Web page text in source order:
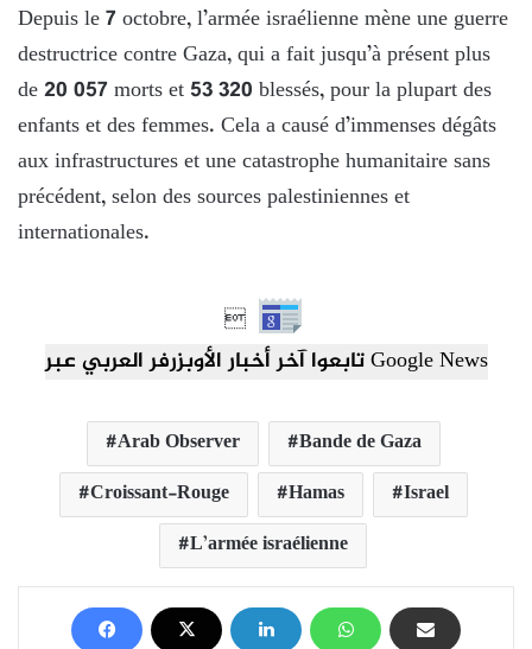
Depuis le 7 octobre, l’armée israélienne mène une guerre
destructrice contre Gaza, qui a fait jusqu’à présent plus
de 20 057 morts et 53 320 blessés, pour la plupart des
enfants et des femmes. Cela a causé d’immenses dégâts
aux infrastructures et une catastrophe humanitaire sans
précédent, selon des sources palestiniennes et
internationales.

تابعوا آخر أخبار الأوبزرفر العربي عبر Google News
Arab Observer
Bande de Gaza
Croissant-Rouge
Hamas
Israel
L’armée israélienne